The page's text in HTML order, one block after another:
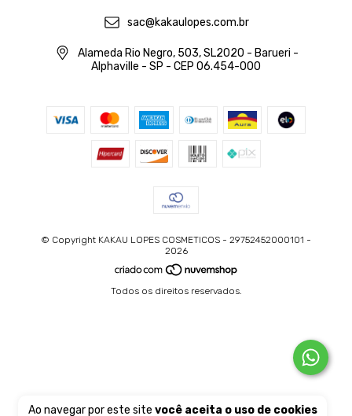
Ao navegar por este site você aceita o uso de cookies
sac@kakaulopes.com.br
Alameda Rio Negro, 503, SL2020 - Barueri -
Alphaville - SP - CEP 06.454-000
© Copyright KAKAU LOPES COSMETICOS - 29752452000101 -
2026
Todos os direitos reservados.